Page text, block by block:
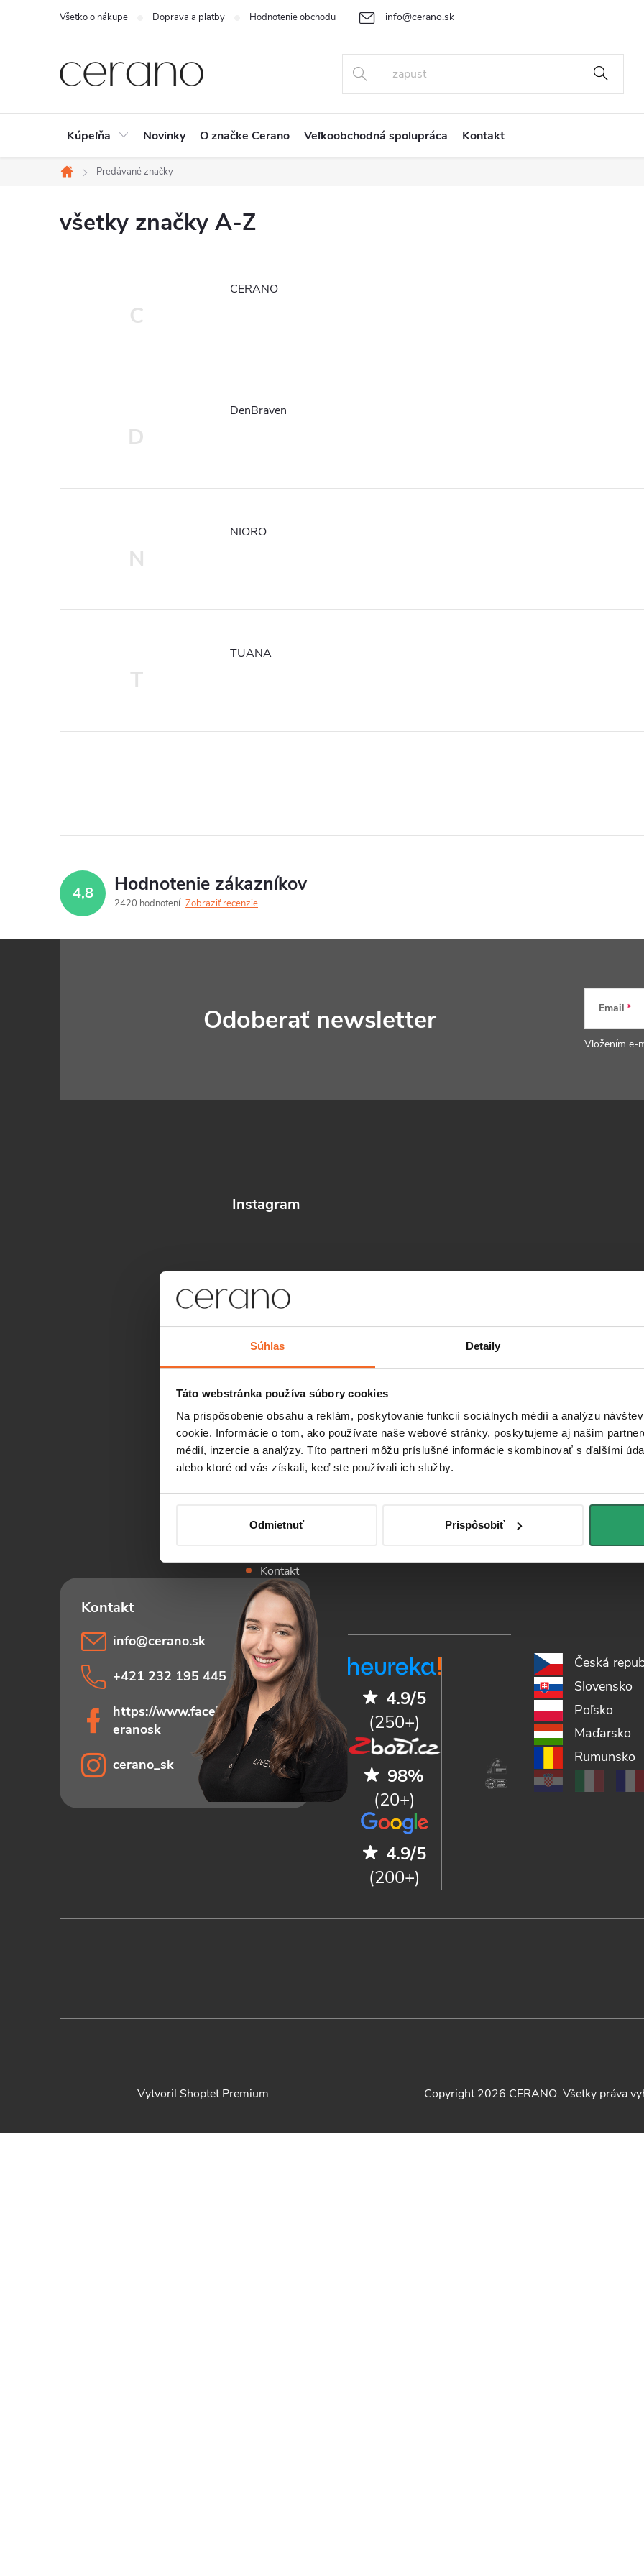
Súhlas Detaily
Táto webstránka používa súbory cookies
Na prispôsobenie obsahu a reklám, poskytovanie funkcií sociálnych médií a analýzu
cookie. Informácie o tom, ako používate naše webové stránky, poskytujeme aj našim
médií, inzercie a analýzy. Títo partneri môžu príslušné informácie skombinovať s ďalšími
alebo ktoré od vás získali, keď ste používali ich služby.
Odmietnuť Prispôsobiť
+421 232 195 445
info@cerano.sk
Všetko o nákupe Doprava a platby Hodnotenie obchodu Cenová ponuka na mieru
Kúpeľňa Novinky O značke Cerano Veľkoobchodná spolupráca Kontakt
Domov
Predávané značky
všetky značky A-Z
C
CERANO
D
DenBraven
N
NIORO
T
TUANA
4,8 Hodnotenie zákazníkov
2420 hodnotení Zobraziť recenzie
Odoberať newsletter Email
Vložením e-
Instagram
Informácie pre vás
Všetko o nákupe
Doprava a platby
Hodnotenie obchodu
Cenová ponuka na mieru
Vrátenie tovaru a reklamácia
Obchodné podmienky
Kontakt
Veľkoobchodná spolupráca
info@cerano.sk
+421 232 195 445
https://www.facebook.com/c
eranosk
cerano_sk
4.9/5
(250+)
98%
(20+)
4.9/5
(200+)
Česká
Slovensko
Poľsko
Maďarsko
Rumunsko
Vytvoril Shoptet Premium Copyright 2026 CERANO. Všetky práva